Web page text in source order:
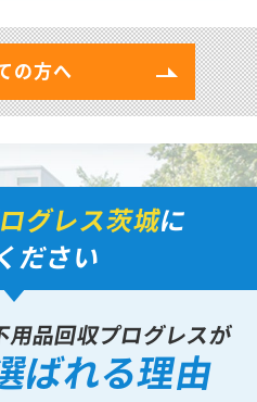
の方へ
グレス茨城に
ださい
用品回収プログレスが
ばれる理由